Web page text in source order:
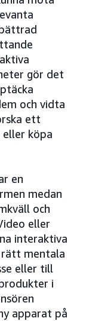
gör det
och vidta
ett
eller köpa
en
medan
och
eller
interaktiva
rätt mentala
eller till
i
apparat på